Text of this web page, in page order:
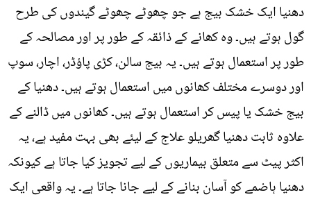
دھنیا ایک خشک بیج ہے جو چھوٹے چھوٹے گیندوں کی طرح
گول ہوتے ہیں۔ وہ کھانے کے ذائقہ کے طور پر اور مصالحہ کے
طور پر استعمال ہوتے ہیں۔ یہ بیج سالن، کڑی پاؤڈر، اچار، سوپ
اور دوسرے مختلف کھانوں میں استعمال ہوتے ہیں۔ دھنیا کے
بیج خشک یا پیس کر استعمال ہوتے ہیں۔ کھانوں میں ڈالنے کے
علاوہ ثابت دھنیا گھریلو علاج کے لیئے بھی بہت مفید ہے، یہ
اکثر پیٹ سے متعلق بیماریوں کے لیے تجویز کیا جاتا ہے کیونکہ
دھنیا ہاضمے کو آسان بنانے کے لیے جانا جاتا ہے۔ یہ واقعی ایک